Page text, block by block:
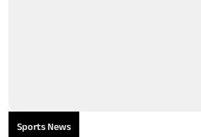
Sports News